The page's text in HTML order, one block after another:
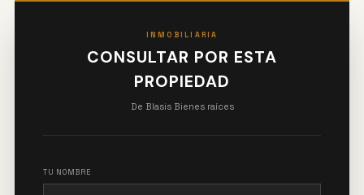
INMOBILIARIA
CONSULTAR POR ESTA
PROPIEDAD
De Blasis Bienes raíces
TU NOMBRE